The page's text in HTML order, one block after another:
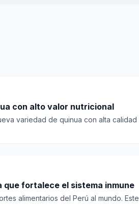
con alto valor nutricional
variedad de quinua con alta calidad
fortalece el sistema inmune
alimentarios del Perú al mundo. Este